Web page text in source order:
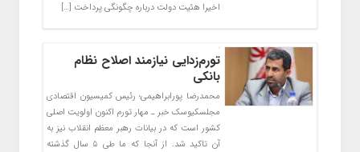
اخیرا هئیت دولت درباره چگونگی پرداخت […]
تورم‌زدایی نیازمند اصلاح نظام
بانکی
محمدرضا پورابراهیمی؛ رئیس کمیسیون اقتصادی
مجلسکیوسک خبر ـ مهار تورم اکنون اولویت اصلی
کشور است که در بیانات رهبر معظم انقلاب نیز به
آن تاکید شد. از آنجا که ما طی ۵ سال گذشته